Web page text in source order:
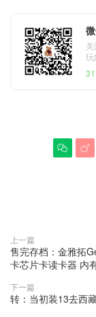
玩
 
上一篇
售完存档：金雅拓
卡芯片卡读卡器 内
下一篇
转：当初装13去西